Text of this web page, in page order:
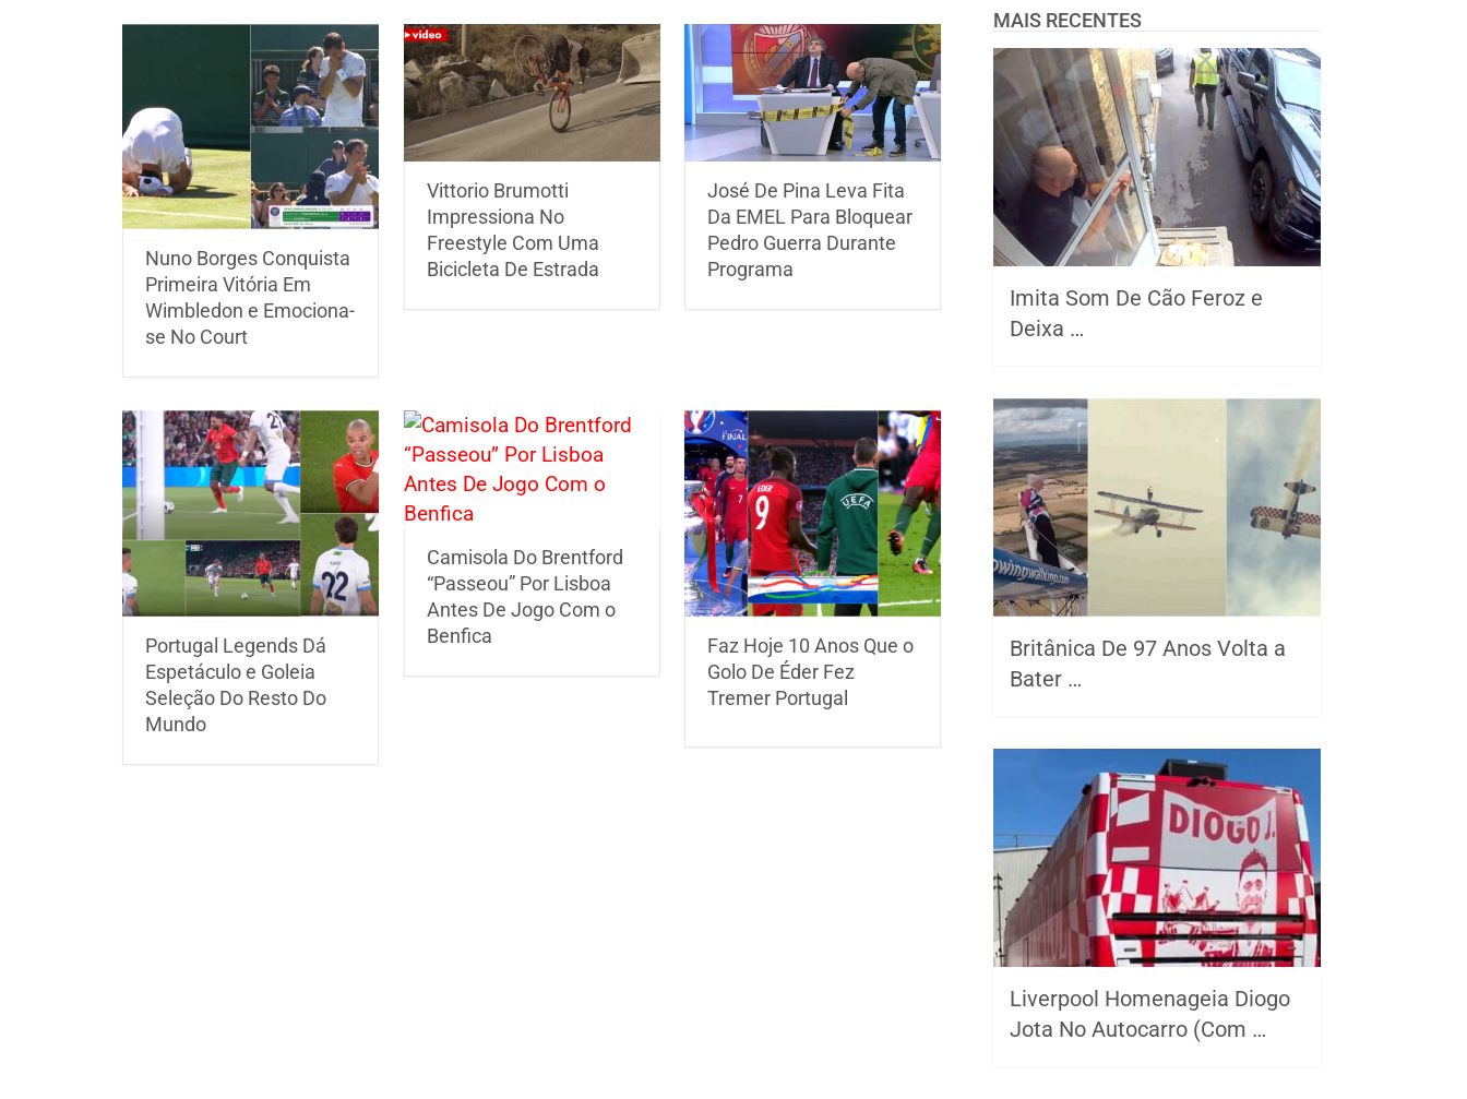
Nuno Borges Conquista
Primeira Vitória Em
Wimbledon e Emociona-
se No Court
Vittorio Brumotti
Impressiona No
Freestyle Com Uma
Bicicleta De Estrada
José De Pina Leva Fita
Da EMEL Para Bloquear
Pedro Guerra Durante
Programa
Portugal Legends Dá
Espetáculo e Goleia
Seleção Do Resto Do
Mundo
Camisola Do Brentford
“Passeou” Por Lisboa
Antes De Jogo Com o
Benfica
Faz Hoje 10 Anos Que o
Golo De Éder Fez
Tremer Portugal
MAIS RECENTES
Imita Som De Cão Feroz e
Deixa …
Britânica De 97 Anos Volta a
Bater …
Liverpool Homenageia Diogo
Jota No Autocarro (Com …